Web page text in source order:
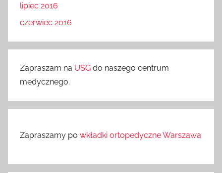
lipiec 2016
czerwiec 2016
Zapraszam na USG do naszego centrum
medycznego.
Zapraszamy po wkładki ortopedyczne Warszawa